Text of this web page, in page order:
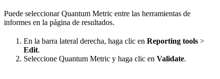
Puede seleccionar Quantum Metric entre las herramientas de
informes en la página de resultados.
En la barra lateral derecha, haga clic en Reporting tools >
Edit.
Seleccione Quantum Metric y haga clic en Validate.